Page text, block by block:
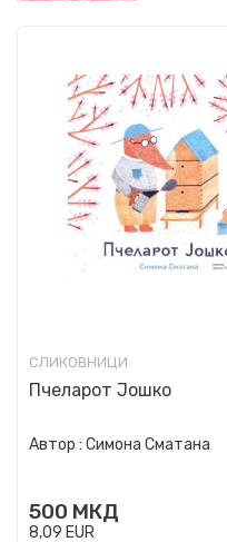
СЛИКОВНИЦИ
Пчеларот Јошко
Автор : Симона Сматана
500 МКД
8,09 EUR